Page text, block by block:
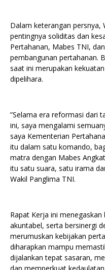
Dalam keterangan persnya,
pentingnya soliditas dan
Pertahanan, Mabes TNI,
pembangunan pertahanan.
saat ini merupakan
dipelihara.
”Selama era reformasi dari
ini, saya mengalami
saya Kementerian
itu dalam satu komando,
matra dengan Mabes
itu satu suara, satu irama
Wakil Panglima TNI.
Rapat Kerja ini
akuntabel, serta bersinergi
merumuskan kebijakan
diharapkan mampu
dijalankan tepat sasaran,
dan memperkuat